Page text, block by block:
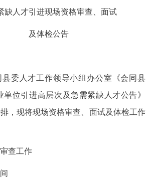
缺人才引进现场资格审查、面试
及体检公告
委人才工作领导小组办公室《会同县
位引进高层次及急需紧缺人才公告》
，现将现场资格审查、面试及体检工作
查工作